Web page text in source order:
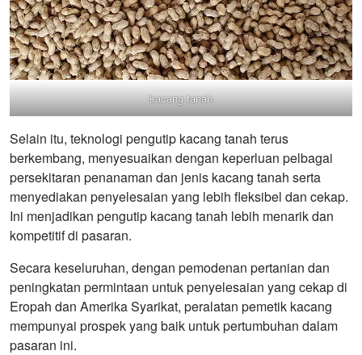
kacang tanah
Selain itu, teknologi pengutip kacang tanah terus
berkembang, menyesuaikan dengan keperluan pelbagai
persekitaran penanaman dan jenis kacang tanah serta
menyediakan penyelesaian yang lebih fleksibel dan cekap.
Ini menjadikan pengutip kacang tanah lebih menarik dan
kompetitif di pasaran.
Secara keseluruhan, dengan pemodenan pertanian dan
peningkatan permintaan untuk penyelesaian yang cekap di
Eropah dan Amerika Syarikat, peralatan pemetik kacang
mempunyai prospek yang baik untuk pertumbuhan dalam
pasaran ini.